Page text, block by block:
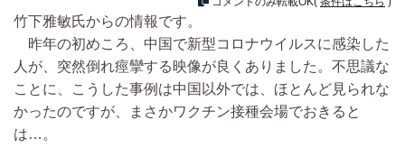
竹下雅敏氏からの情報です。
昨年の初めころ、中国で新型コロナウイルスに感染した
人が、突然倒れ痙攣する映像が良くありました。不思議な
ことに、こうした事例は中国以外では、ほとんど見られな
かったのですが、まさかワクチン接種会場でおきると
は…。